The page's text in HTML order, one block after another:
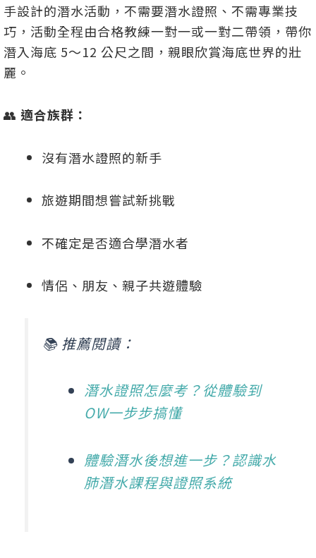
手設計的潛水活動，不需要潛水證照、不需專業技
巧，活動全程由合格教練一對一或一對二帶領，帶你
潛入海底 5～12 公尺之間，親眼欣賞海底世界的壯
麗。
👥 適合族群：
沒有潛水證照的新手
旅遊期間想嘗試新挑戰
不確定是否適合學潛水者
情侶、朋友、親子共遊體驗
📚 推薦閱讀：
潛水證照怎麼考？從體驗到
OW一步步搞懂
體驗潛水後想進一步？認識水
肺潛水課程與證照系統